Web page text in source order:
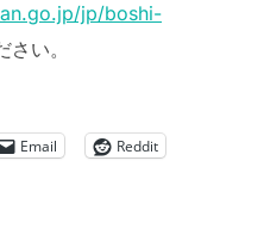
jp/boshi-
さい。
Email Reddit